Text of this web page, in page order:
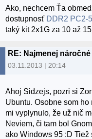
Ako, nechcem Ťa
dostupnosť DDR2 PC2-
taký kit 2x1G za 10 až
03.11.2013 | 20:14
Ahoj Sidzejs, pozri si
Ubuntu. Osobne som
mi vyplynulo, že už nič
Neviem, či tam bol
ako Windows 95 :D